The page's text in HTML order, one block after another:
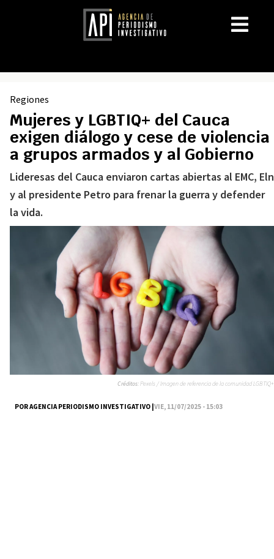
Regiones
Mujeres y LGBTIQ+ del Cauca
exigen diálogo y cese de violencia
a grupos armados y al Gobierno
Lideresas del Cauca enviaron cartas abiertas al EMC, Eln
y al presidente Petro para frenar la guerra y defender
la vida.
POR AGENCIA PERIODISMO INVESTIGATIVO |VIE, 11/07/2025 - 15:03
Créditos:Pexels / Imagen de referencia de la comunidad LGBTIQ+